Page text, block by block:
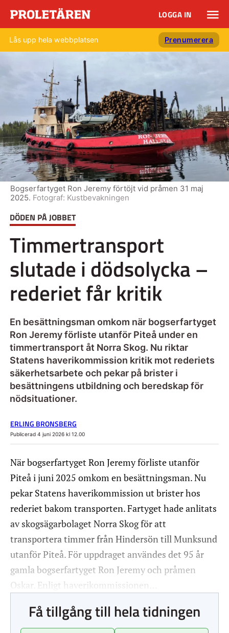
LOGGA IN
Lås upp hela webbplatsen Prenumerera
DÖDEN PÅ JOBBET
Timmertransport
slutade i dödsolycka –
rederiet får kritik
En besättningsman omkom när bogserfartyget
Ron Jeremy förliste utanför Piteå under en
timmertransport åt Norra Skog. Nu riktar
Statens haverikommission kritik mot rederiets
säkerhetsarbete och pekar på brister i
besättningens utbildning och beredskap för
nödsituationer.
Bogserfartyget Ron Jeremy förtöjt vid pråmen 31 maj
2025. Fotograf: Kustbevakningen
ERLING BRONSBERG
Publicerad 4 juni 2026 kl 12.00
När bogserfartyget Ron Jeremy förliste utanför
Piteå i juni 2025 omkom en besättningsman. Nu
pekar Statens haverikommission ut brister hos
rederiet bakom transporten. Fartyget hade anlitats
av skogsägarbolaget Norra Skog för att
transportera timmer från Hindersön till Munksund
utanför Piteå. För uppdraget användes det 95 år
gamla bogserfartyget Ron Jeremy och pråmen
Oskar. Enligt haverikommissionen…
Få tillgång till hela tidningen